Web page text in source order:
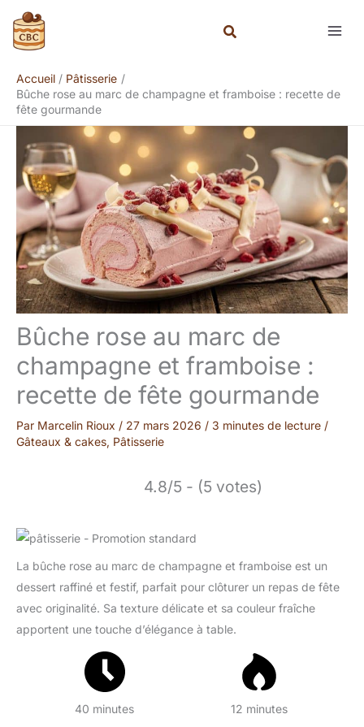
contenu
Accueil
Pâtisserie
Bûche rose au marc de champagne et framboise : recette de
fête gourmande
Bûche rose au marc de
champagne et framboise :
recette de fête gourmande
Par Marcelin Rioux / 27 mars 2026 / 3 minutes de lecture /
Gâteaux & cakes, Pâtisserie
4.8/5 - (5 votes)
La bûche rose au marc de champagne et framboise est un
dessert raffiné et festif, parfait pour clôturer un repas de fête
avec originalité. Sa texture délicate et sa couleur fraîche
apportent une touche d’élégance à table.
40 minutes 12 minutes
Rechercher